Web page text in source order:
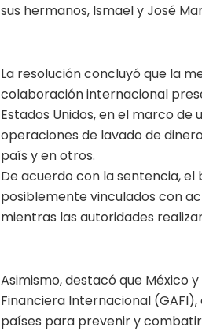
sus hermanos, Ismael y José
La resolución concluyó que la
colaboración internacional
Estados Unidos, en el marco
operaciones de lavado de
país y en otros.
De acuerdo con la sentencia,
posiblemente vinculados con
mientras las autoridades
Asimismo, destacó que México
Financiera Internacional
países para prevenir y